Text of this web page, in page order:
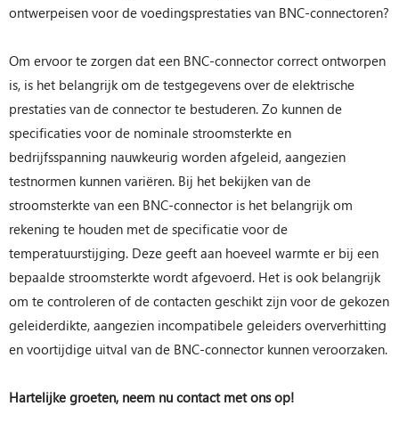
ontwerpeisen voor de voedingsprestaties van BNC-connectoren?
Om ervoor te zorgen dat een BNC-connector correct ontworpen
is, is het belangrijk om de testgegevens over de elektrische
prestaties van de connector te bestuderen. Zo kunnen de
specificaties voor de nominale stroomsterkte en
bedrijfsspanning nauwkeurig worden afgeleid, aangezien
testnormen kunnen variëren. Bij het bekijken van de
stroomsterkte van een BNC-connector is het belangrijk om
rekening te houden met de specificatie voor de
temperatuurstijging. Deze geeft aan hoeveel warmte er bij een
bepaalde stroomsterkte wordt afgevoerd. Het is ook belangrijk
om te controleren of de contacten geschikt zijn voor de gekozen
geleiderdikte, aangezien incompatibele geleiders oververhitting
en voortijdige uitval van de BNC-connector kunnen veroorzaken.
Hartelijke groeten, neem nu contact met ons op!